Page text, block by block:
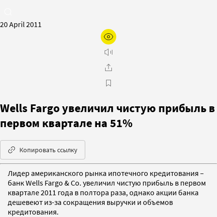
20 April 2011
Wells Fargo увеличил чистую прибыль в
первом квартале на 51%
Копировать ссылку
Лидер американского рынка ипотечного кредитования –
банк Wells Fargo & Co. увеличил чистую прибыль в первом
квартале 2011 года в полтора раза, однако акции банка
дешевеют из-за сокращения выручки и объемов
кредитования.